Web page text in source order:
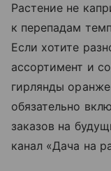
Растение не
к перепадам
Если хотите
ассортимент и
гирлянды
обязательно
заказов на
канал «Дача на